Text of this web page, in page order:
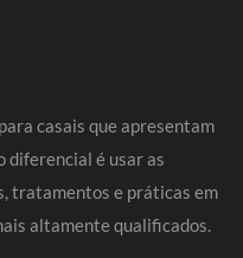
casais que apresentam
diferencial é usar as
tratamentos e práticas em
altamente qualificados.